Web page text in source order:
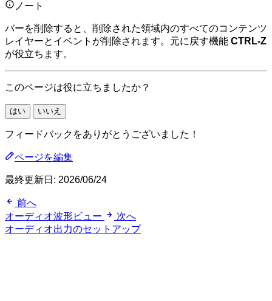
ノート
バーを削除すると、削除された領域内のすべてのコンテンツ
レイヤーとイベントが削除されます。元に戻す機能 CTRL-Z
が役立ちます。
このページは役に立ちましたか？
はい いいえ
フィードバックをありがとうございました！
ページを編集
最終更新日: 2026/06/24
前へ
オーディオ波形ビュー
次へ
オーディオ出力のセットアップ